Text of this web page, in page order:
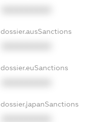
dossier.ausSanctions
dossier.euSanctions
dossier.japanSanctions